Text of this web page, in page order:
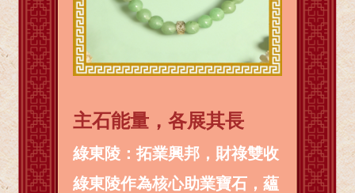
主石能量，各展其長
綠東陵：拓業興邦，財祿雙收
綠東陵作為核心助業寶石，蘊